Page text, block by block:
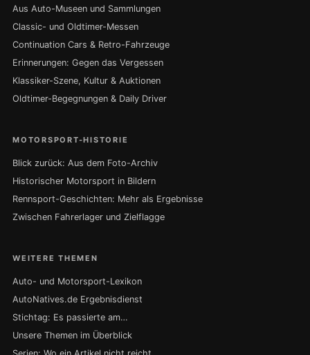
Aus Auto-Museen und Sammlungen
Classic- und Oldtimer-Messen
Continuation Cars & Retro-Fahrzeuge
Erinnerungen: Gegen das Vergessen
Klassiker-Szene, Kultur & Auktionen
Oldtimer-Begegnungen & Daily Driver
MOTORSPORT-HISTORIE
Blick zurück: Aus dem Foto-Archiv
Historischer Motorsport in Bildern
Rennsport-Geschichten: Mehr als Ergebnisse
Zwischen Fahrerlager und Zielflagge
WEITERE THEMEN
Auto- und Motorsport-Lexikon
AutoNatives.de Ergebnisdienst
Stichtag: Es passierte am…
Unsere Themen im Überblick